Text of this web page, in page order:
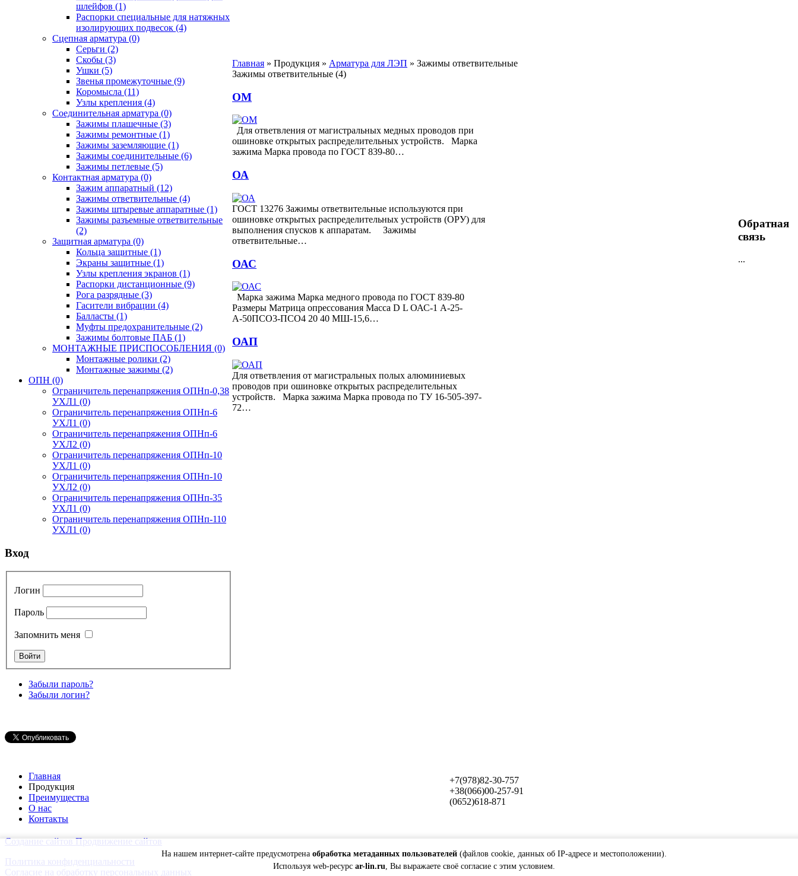
На нашем интернет-сайте предусмотрена обработка метаданных пользователей(файлов cookie, данных об IP-адресе и местоположении).
Используя web-ресурс ar-lin.ru, Вы выражаете своё согласие с этим условием.
шлейфов (1)
Распорки специальные для натяжных
изолирующих подвесок (4)
Сцепная арматура (0)
Серьги (2)
Скобы (3)
Ушки (5)
Звенья промежуточные (9)
Коромысла (11)
Узлы крепления (4)
Соединительная арматура (0)
Зажимы плашечные (3)
Зажимы ремонтные (1)
Зажимы заземляющие (1)
Зажимы соединительные (6)
Зажимы петлевые (5)
Контактная арматура (0)
Зажим аппаратный (12)
Зажимы ответвительные (4)
Зажимы штыревые аппаратные (1)
Зажимы разъемные ответвительные
(2)
Защитная арматура (0)
Кольца защитные (1)
Экраны защитные (1)
Узлы крепления экранов (1)
Распорки дистанционные (9)
Рога разрядные (3)
Гасители вибрации (4)
Балласты (1)
Муфты предохранительные (2)
Зажимы болтовые ПАБ (1)
МОНТАЖНЫЕ ПРИСПОСОБЛЕНИЯ (0)
Монтажные ролики (2)
Монтажные зажимы (2)
ОПН (0)
Ограничитель перенапряжения ОПНп-0,38
УХЛ1 (0)
Ограничитель перенапряжения ОПНп-6
УХЛ1 (0)
Ограничитель перенапряжения ОПНп-6
УХЛ2 (0)
Ограничитель перенапряжения ОПНп-10
УХЛ1 (0)
Ограничитель перенапряжения ОПНп-10
УХЛ2 (0)
Ограничитель перенапряжения ОПНп-35
УХЛ1 (0)
Ограничитель перенапряжения ОПНп-110
УХЛ1 (0)
Вход
Логин
Пароль
Запомнить меня
Забыли пароль?
Забыли логин?
Главная » Продукция » Арматура для ЛЭП » Зажимы ответвительные
Зажимы ответвительные (4)
ОМ
Для ответвления от магистральных медных проводов при
ошиновке открытых распределительных устройств. Марка
зажима Марка провода по ГОСТ 839-80…
ОА
ГОСТ 13276 Зажимы ответвительные используются при
ошиновке открытых распределительных устройств (ОРУ) для
выполнения спусков к аппаратам. Зажимы
ответвительные…
ОАС
Марка зажима Марка медного провода по ГОСТ 839-80
Размеры Матрица опрессования Масса D L ОАС-1 А-25-
А-50ПСО3-ПСО4 20 40 МШ-15,6…
ОАП
Для ответвления от магистральных полых алюминиевых
проводов при ошиновке открытых распределительных
устройств. Марка зажима Марка провода по ТУ 16-505-397-
72…
Обратная
связь
...
Главная
Продукция
Преимущества
О нас
Контакты
+7(978)82-30-757
+38(066)00-257-91
(0652)618-871
Создание сайтов Продвижение сайтов
Политика конфиденциальности
Согласие на обработку персональных данных